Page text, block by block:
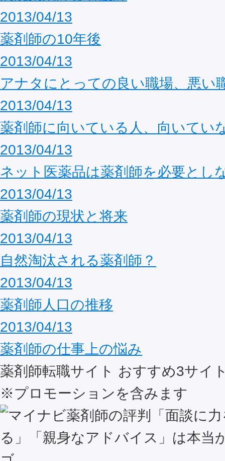
2013/04/13
薬剤師の10年後
2013/04/13
アナタにとっての良い職場、悪い
2013/04/13
薬剤師に向いている人、向いてい
2013/04/13
ネット医薬品は薬剤師を必要とし
2013/04/13
薬剤師の現状と将来
2013/04/13
自然淘汰される薬剤師？
2013/04/13
薬剤師人口の推移
2013/04/13
薬剤師の仕事上の悩み
薬剤師転職サイト おすすめ3サイ
※プロモーションを含みます